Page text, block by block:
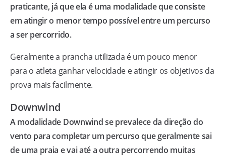
praticante, já que ela é uma modalidade que consiste
em atingir o menor tempo possível entre um percurso
a ser percorrido.
Geralmente a prancha utilizada é um pouco menor
para o atleta ganhar velocidade e atingir os objetivos da
prova mais facilmente.
Downwind
A modalidade Downwind se prevalece da direção do
vento para completar um percurso que geralmente sai
de uma praia e vai até a outra percorrendo muitas